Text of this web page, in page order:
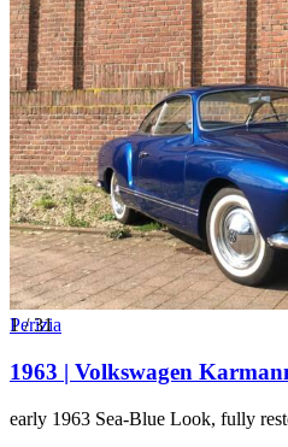
1/31
Perizia
1963 | Volkswagen
early 1963 Sea‑Blue Look, fully